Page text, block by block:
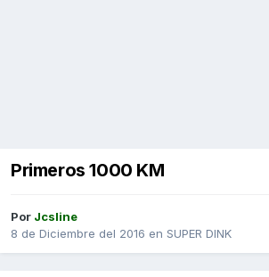
Primeros 1000 KM
Por Jcsline
8 de Diciembre del 2016 en SUPER DINK